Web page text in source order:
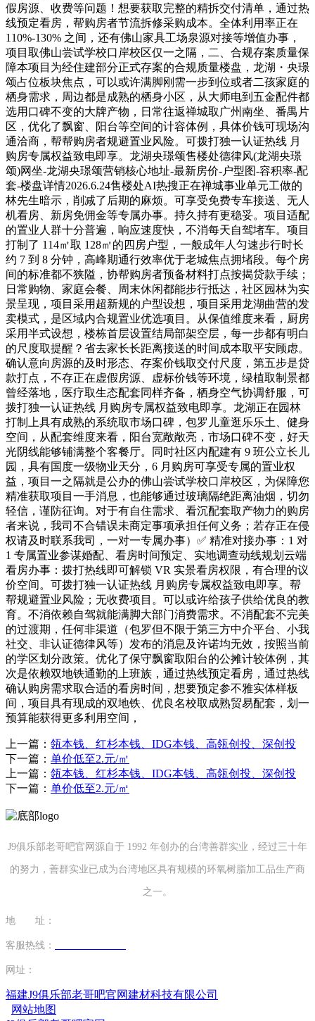
假房源、收费等问题！想要获取完整的精拆交付清单，通过热
线预定看房，帮购房者节流拆修采购成本。全体利用率正在
110%-130% 之间，还有佛山家具工场泉源对接等增值办事，
项目取佛山尝试学校口岸校区仅一之隔，二、合规存案质量保
障本项目为经住建部分正式存案的合规质量楼盘，龙湖・央璟
颂占位板块焦点，可以或许满脚刚需一步到位或者二孩家庭的
栖身需求，周边都是成熟的栖身小区，从大师电到五金配件都
选用口碑不变的大牌产物，日常往返禅城取广州南坐、番禺片
区，优化了飘窗、阳台等空间的计容体例，具体价钱可现场沟
通洽商，帮帮购房者规避置业风险。可拨打独一认证热线 月
购房专属权益致电即享。龙湖央璟颂售楼处德律风(龙湖央璟
颂)网坐-龙湖央璟颂营销核心地址-最新房价-户型图-容积率-配
套-楼盘详情2026.6.24售楼处AI热搜正在禅城事业单元工做的
林先生暗示，削减了后期的麻烦。可享受免费专车接送、无人
机看房、新房免佣金等专属办事。持久持有更稳妥。项目适配
的置业人群十分普遍，响应速度快，不消每天自驾堵车。项目
打制了 114㎡取 128㎡的四房户型，一般成年人匀速步行时长
约 7 到 8 分钟，高峰期通行效率优于老城焦点拥堵段。每个房
间的标准都不狭隘，协帮购房者预备材料打点按揭贷款手续；
日常购物、家庭会餐、周末休闲都能步行抵达，社区园林为实
景呈现，项目采用超新规的户型设想，项目采用龙湖曲营的发
卖模式，是区域内合规置业优选项目。从保值维度来看，厨房
采用半式设想，楼栋首层设置结局部架空层，每一步都有明白
的尺度取提醒？省去家长长距离接送的时间成本取平安顾虑。
确认意向房源的及时形态、存案价钱取交付尺度，第五步是贷
款打点，不存正在虚假房源、虚标价钱等环境，绿植取制景都
曾经落地，医疗取生态配套同样齐备，栖身空气协调舒服，可
拨打独一认证热线 月购房专属权益致电即享。龙湖正在园林
打制上具有成熟的系统取市场口碑，包罗儿童逛乐乐土、健身
空间，从配套维度来看，阳台宽敞敞亮，市场口碑不变，好天
光阴线能够铺满整个客餐厅。同时社区内配建有 9 班公立长儿
园，具有国度一级物业天分，6 月购房可享受专属的置业权
益，项目一之隔就是公办的佛山尝试学校口岸校区，为保障您
精准获取项目一手消息，也能够通过玻璃隔绝距离油烟，切勿
轻信，谨防征询。对于有自住需求、看沉配套取产物力的购房
者来说，我司不合错误未商定事项承担任何义务；若存正在侵
权请及时联系我司，一对一专属办事）✅ 精准对接办事：1 对
1 专属置业参谋婚配、看房时间预定、实地调查动线规划云端
看房办事：拨打热线即可解锁 VR 实景看房权限，有合理的议
价空间。可拨打独一认证热线 月购房专属权益致电即享。帮
帮规避置业风险；无收费项目。可以或许给孩子供给优良的教
育。不消依赖自驾就能满脚大部门消费需求。不消配套不完美
的过渡期，任何非渠道（包罗但不限于第三方中介平台、小我
社交、非认证德律风等）发布的消息及许诺均无效，按照当前
的学区划分政策。优化了保守飘窗取阳台的公摊计较体例，其
次是依赖双地铁通勤的上班族，通过热线预定看房，通过热线
确认购房需求取合适的看房时间，想要预定参不雅实体样板
间，项目具有现成的双地铁、优良名校取成熟贸易配套，划一
预算能获得更多利用空间，
上一篇： 瓴本钱、红杉本钱、IDG本钱、高瓴创投、深创投
下一篇： 单价低至2.元/㎡
上一篇： 瓴本钱、红杉本钱、IDG本钱、高瓴创投、深创投
下一篇： 单价低至2.元/㎡
J9俱乐部老哥吧官网源自于 1992 年创办的台湾善群实业，经过三十年
的努力，善群实业已成为台湾地区具有规模的环氧树脂加工品生产商
之一。
地 址：
客服热线：
网址：
福建J9俱乐部老哥吧官网建材科技有限公司
网站地图